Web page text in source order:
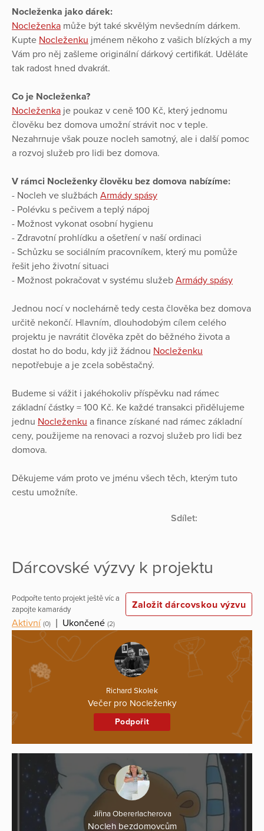
Nocleženka jako dárek:
Nocleženka může být také skvělým nevšedním dárkem.
Kupte Nocleženku jménem někoho z vašich blízkých a my
Vám pro něj zašleme originální dárkový certifikát. Uděláte
tak radost hned dvakrát.
Co je Nocleženka?
Nocleženka je poukaz v ceně 100 Kč, který jednomu
člověku bez domova umožní strávit noc v teple.
Nezahrnuje však pouze nocleh samotný, ale i další pomoc
a rozvoj služeb pro lidi bez domova.
V rámci Nocleženky člověku bez domova nabízíme:
- Nocleh ve službách Armády spásy
- Polévku s pečivem a teplý nápoj
- Možnost vykonat osobní hygienu
- Zdravotní prohlídku a ošetření v naší ordinaci
- Schůzku se sociálním pracovníkem, který mu pomůže
řešit jeho životní situaci
- Možnost pokračovat v systému služeb Armády spásy
Jednou nocí v noclehárně tedy cesta člověka bez domova
určitě nekončí. Hlavním, dlouhodobým cílem celého
projektu je navrátit člověka zpět do běžného života a
dostat ho do bodu, kdy již žádnou Nocleženku
nepotřebuje a je zcela soběstačný.
Budeme si vážit i jakéhokoliv příspěvku nad rámec
základní částky = 100 Kč. Ke každé transakci přidělujeme
jednu Nocleženku a finance získané nad rámec základní
ceny, použijeme na renovaci a rozvoj služeb pro lidi bez
domova.
Děkujeme vám proto ve jménu všech těch, kterým tuto
cestu umožníte.
Sdílet:
Dárcovské výzvy k projektu
Podpořte tento projekt ještě víc a
zapojte kamarády
Založit dárcovskou výzvu
Aktivní (0) Ukončené (2)
Richard Skolek
Večer pro Nocleženky
Podpořit
Jiřina Obererlacherova
Nocleh bezdomovcům